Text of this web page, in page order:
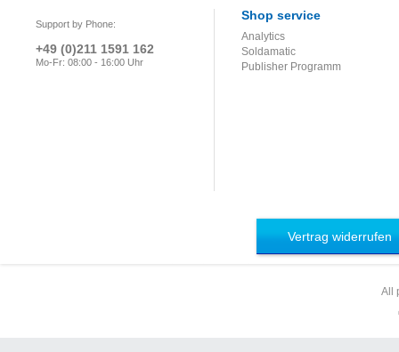
Support by Phone:
+49 (0)211 1591 162
Mo-Fr: 08:00 - 16:00 Uhr
Shop service
Analytics
Soldamatic
Publisher Programm
Vertrag widerrufen
All